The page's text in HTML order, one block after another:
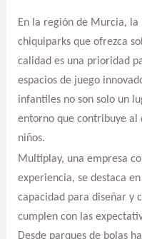
En la región de Murcia,
chiquiparks que ofrezca
calidad es una prioridad
espacios de juego
infantiles no son solo un
entorno que contribuye al
niños.
Multiplay, una empresa
experiencia, se destaca
capacidad para diseñar y
cumplen con las
Desde parques de bolas